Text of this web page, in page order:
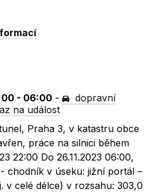
- 06:00 -
dopravní
na událost
Praha 3, v katastru obce
práce na silnici během
22:00 Do 26.11.2023 06:00,
chodník v úseku: jižní portál –
v celé délce) v rozsahu: 303,0